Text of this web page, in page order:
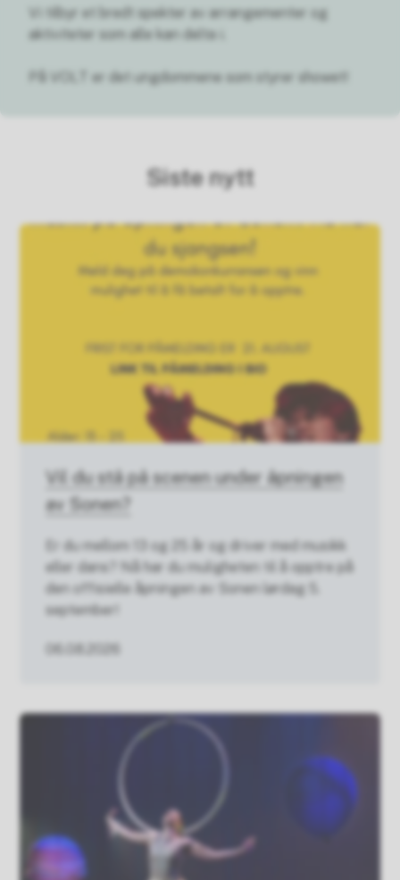
Vi tilbyr et bredt spekter av arrangementer og
aktiviteter som alle kan delta i.
På VOLT er det ungdommene som styrer showet!
Siste nytt
06.08.2026
Vil du stå på scenen under åpningen
av Sonen?
Er du mellom 13 og 25 år og driver med musikk
eller dans? Nå har du muligheten til å opptre på
den offisielle åpningen av Sonen lørdag 5.
september!